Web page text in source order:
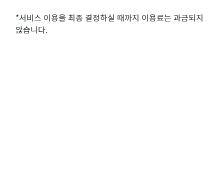
*서비스 이용을 최종 결정하실 때까지 이용료는 과금되지
않습니다.